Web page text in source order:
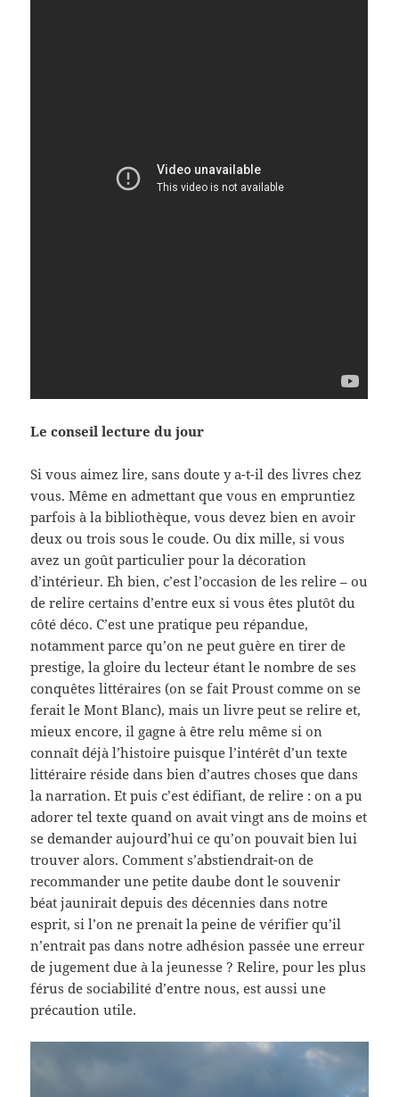
Le conseil lecture du jour
Si vous aimez lire, sans doute y a-t-il des livres chez
vous. Même en admettant que vous en empruntiez
parfois à la bibliothèque, vous devez bien en avoir
deux ou trois sous le coude. Ou dix mille, si vous
avez un goût particulier pour la décoration
d’intérieur. Eh bien, c’est l’occasion de les relire – ou
de relire certains d’entre eux si vous êtes plutôt du
côté déco. C’est une pratique peu répandue,
notamment parce qu’on ne peut guère en tirer de
prestige, la gloire du lecteur étant le nombre de ses
conquêtes littéraires (on se fait Proust comme on se
ferait le Mont Blanc), mais un livre peut se relire et,
mieux encore, il gagne à être relu même si on
connaît déjà l’histoire puisque l’intérêt d’un texte
littéraire réside dans bien d’autres choses que dans
la narration. Et puis c’est édifiant, de relire : on a pu
adorer tel texte quand on avait vingt ans de moins et
se demander aujourd’hui ce qu’on pouvait bien lui
trouver alors. Comment s’abstiendrait-on de
recommander une petite daube dont le souvenir
béat jaunirait depuis des décennies dans notre
esprit, si l’on ne prenait la peine de vérifier qu’il
n’entrait pas dans notre adhésion passée une erreur
de jugement due à la jeunesse ? Relire, pour les plus
férus de sociabilité d’entre nous, est aussi une
précaution utile.